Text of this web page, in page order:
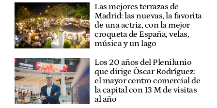
Las mejores terrazas de
Madrid: las nuevas, la favorita
de una actriz, con la mejor
croqueta de España, velas,
música y un lago
Los 20 años del Plenilunio
que dirige Óscar Rodríguez:
el mayor centro comercial de
la capital con 13 M de visitas
al año